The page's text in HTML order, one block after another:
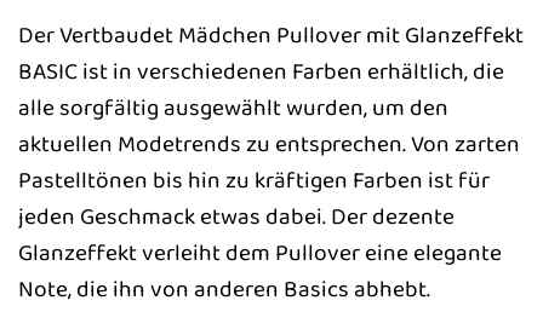
Der Vertbaudet Mädchen Pullover mit Glanzeffekt
BASIC ist in verschiedenen Farben erhältlich, die
alle sorgfältig ausgewählt wurden, um den
aktuellen Modetrends zu entsprechen. Von zarten
Pastelltönen bis hin zu kräftigen Farben ist für
jeden Geschmack etwas dabei. Der dezente
Glanzeffekt verleiht dem Pullover eine elegante
Note, die ihn von anderen Basics abhebt.